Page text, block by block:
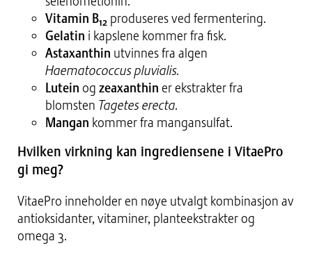
Vitamin B12 produseres ved fermentering.
Gelatin i kapslene kommer fra fisk.
Astaxanthin utvinnes fra algen
Haematococcus pluvialis.
Lutein og zeaxanthin er ekstrakter fra
blomsten Tagetes erecta.
Mangan kommer fra mangansulfat.
Hvilken virkning kan ingrediensene i VitaePro
gi meg?
VitaePro inneholder en nøye utvalgt kombinasjon av
antioksidanter, vitaminer, planteekstrakter og
omega 3.